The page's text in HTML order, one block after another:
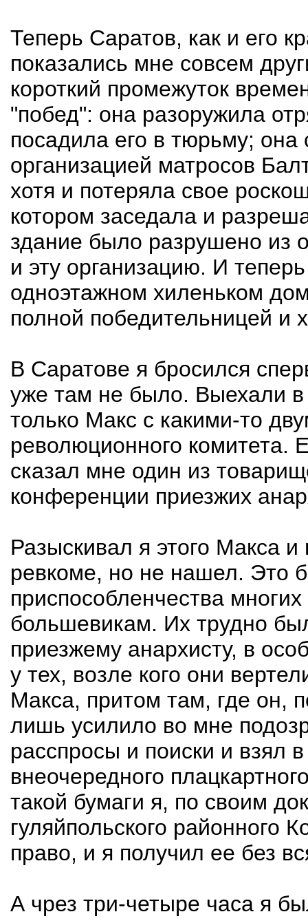
Теперь Саратов, как и его
показались мне совсем
короткий промежуток
"побед": она разоружила
посадила его в тюрьму; она
организацией матросов
хотя и потеряла свое
котором заседала и
здание было разрушено из
и эту организацию. И
одноэтажном хиленьком
полной победительницей и
В Саратове я бросился
уже там не было. Выехали
только Макс с какими-то
революционного комитета.
сказал мне один из
конференции приезжих
Разыскивал я этого Макса
ревкоме, но не нашел. Это
приспособленчества
большевикам. Их трудно
приезжему анархисту, в
у тех, возле кого они
Макса, притом там, где он,
лишь усилило во мне
расспросы и поиски и взял
внеочередного
такой бумаги я, по своим
гуляйпольского
право, и я получил ее без
А чрез три-четыре часа я